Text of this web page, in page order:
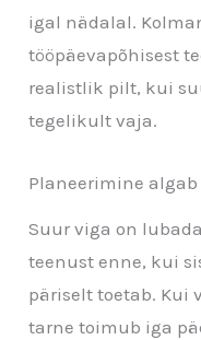
igal nädalal.
tööpäevapõhisest
realistlik pilt, kui
tegelikult vaja.
Planeerimine
Suur viga on
teenust enne, kui
päriselt toetab. Kui
tarne toimub iga